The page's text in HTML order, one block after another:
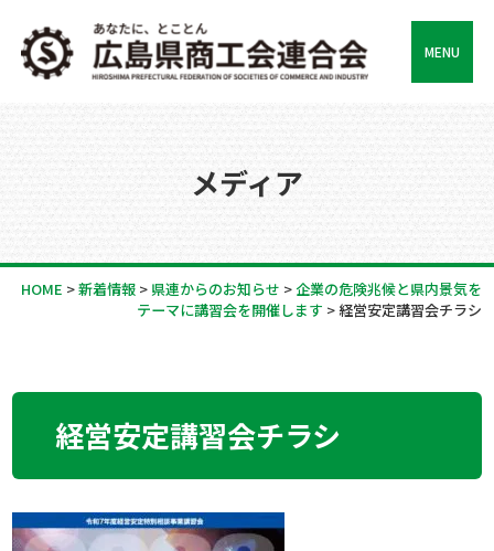
MENU
メディア
HOME >新着情報> 県連からのお知らせ >企業の危険兆候と県内景気を
テーマに講習会を開催します >経営安定講習会チラシ
経営安定講習会チラシ